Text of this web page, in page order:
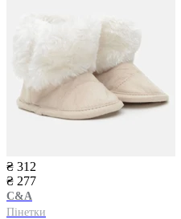
₴ 312
₴ 277
C&A
Пінетки